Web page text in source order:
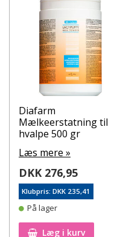
Diafarm
Mælkeerstatning til
hvalpe 500 gr
Læs mere »
DKK 276,95
Klubpris: DKK 235,41
På lager
Læg i kurv